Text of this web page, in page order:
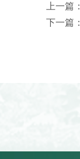
上一篇：
下一篇：